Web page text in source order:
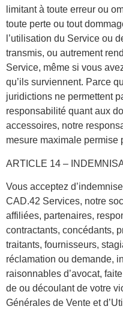
limitant à toute erreur ou
toute perte ou tout
l’utilisation du Service ou
transmis, ou autrement
Service, même si vous
qu’ils surviennent. Parce
juridictions ne permettent
responsabilité quant aux
accessoires, notre
mesure maximale permise
ARTICLE 14 –
Vous acceptez
CAD.42 Services, notre
affiliées, partenaires,
contractants, concédants,
traitants, fournisseurs,
réclamation ou demande,
raisonnables d’avocat,
de ou découlant de votre
Générales de Vente et